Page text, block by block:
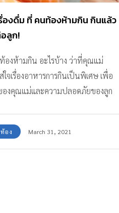
องดื่ม ที่ คนท้องห้ามกิน กินแล้ว
ลูก!
องห้ามกิน อะไรบ้าง ว่าที่คุณแม่
ใจเรื่องอาหารการกินเป็นพิเศษ เพื่อ
งคุณแม่และความปลอดภัยของลูก
อง March 31, 2021